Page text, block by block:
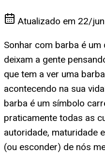
Atualizado em 22/jun
Sonhar com barba é
deixam a gente
que tem a ver uma
acontecendo na sua
barba é um símbolo
praticamente todas as
autoridade, maturidade
(ou esconder) de nós